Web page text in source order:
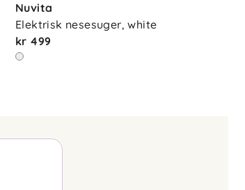
Nuvita
Elektrisk nesesuger, white
kr 499